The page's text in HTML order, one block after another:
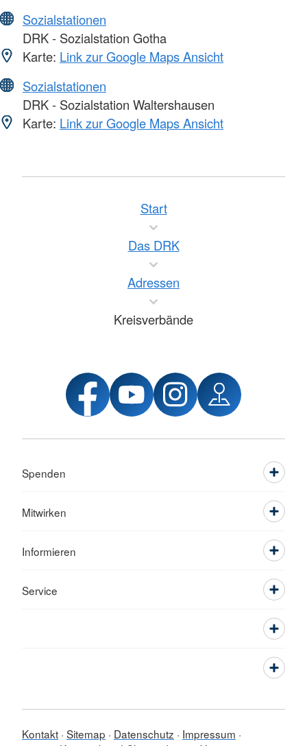
Sozialstationen
DRK - Sozialstation Gotha
Karte: Link zur Google Maps Ansicht
Sozialstationen
DRK - Sozialstation Waltershausen
Karte: Link zur Google Maps Ansicht
Start
Das DRK
Adressen
Kreisverbände
Spenden
Mitwirken
Informieren
Service
Kontakt Sitemap Datenschutz
Impressum